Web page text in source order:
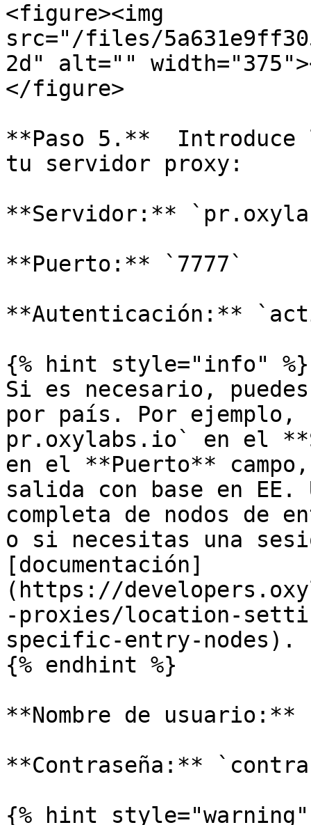
<figure><img
src="/files/
2d" alt=""
</figure>
**Paso 5.**  Introduce
tu servidor proxy:
**Servidor:**
**Puerto:** `7777`
**Autenticación:**
{% hint style="info" %}
Si es necesario,
por país. Por
pr.oxylabs.io` en el
en el **Puerto**
salida con base en
completa de nodos de
o si necesitas una
[documentación]
(https://
-proxies/location-
specific-entry-nodes).
{% endhint %}
**Nombre de usuario:**
**Contraseña:**
{% hint style="warning"